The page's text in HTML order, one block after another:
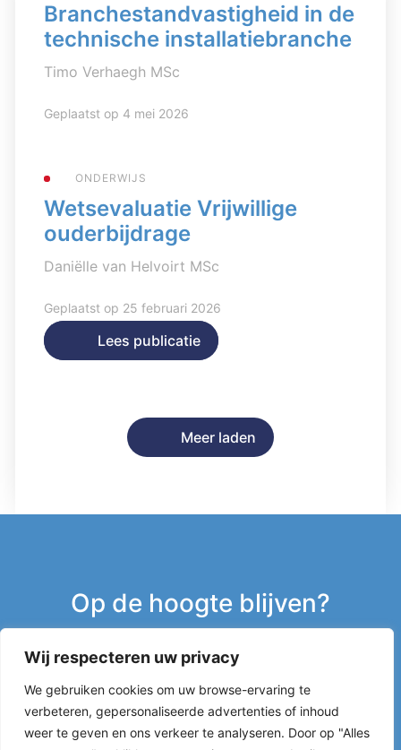
Wij respecteren uw privacy
We gebruiken cookies om uw browse-ervaring te
verbeteren, gepersonaliseerde advertenties of inhoud
weer te geven en ons verkeer te analyseren. Door op "Alles
Branchestandvastigheid in de
technische installatiebranche
Timo Verhaegh MSc
Geplaatst op 4 mei 2026
Lees publicatie
ONDERWIJS
Wetsevaluatie Vrijwillige
ouderbijdrage
Daniëlle van Helvoirt MSc
Geplaatst op 25 februari 2026
Lees publicatie
Meer laden
Op de hoogte blijven?
Inschrijven nieuwsbrief